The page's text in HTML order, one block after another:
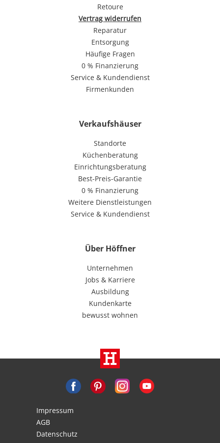
Retoure
Vertrag widerrufen
Reparatur
Entsorgung
Häufige Fragen
0 % Finanzierung
Service & Kundendienst
Firmenkunden
Verkaufshäuser
Standorte
Küchenberatung
Einrichtungsberatung
Best-Preis-Garantie
0 % Finanzierung
Weitere Dienstleistungen
Service & Kundendienst
Über Höffner
Unternehmen
Jobs & Karriere
Ausbildung
Kundenkarte
bewusst wohnen
Impressum
AGB
Datenschutz